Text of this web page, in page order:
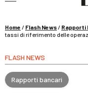
Nuove linee guida
SCOPRI
Home / Flash News/ Rapporti
tassi di riferimento delle
FLASH NEWS
Rapporti bancari